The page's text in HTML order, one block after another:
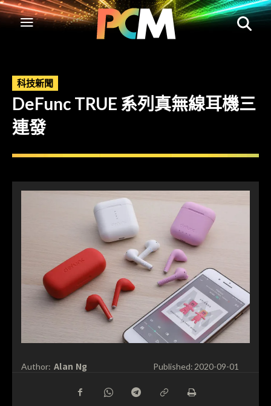
科技新聞
DeFunc TRUE 系列真無線耳機三
連發
Author: Alan Ng Published:2020-09-01